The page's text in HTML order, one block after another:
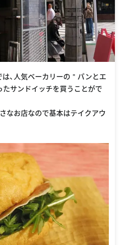
、人気ベーカリーの＂パンとエ
サンドイッチを買うことがで
なお店なので基本はテイクアウ